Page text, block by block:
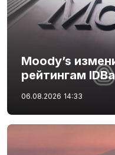
Moody’s
рейтингам
06.08.2026 14:33